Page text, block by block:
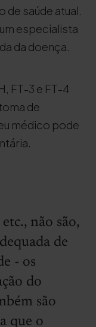
de saúde atual.
especialista
da doença.
FT-3 e FT-4
de
médico pode
não são,
de
- os
do
são
que o